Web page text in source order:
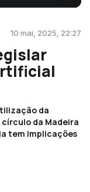
10 mai, 2025, 22:27
da
da Madeira
tem implicações